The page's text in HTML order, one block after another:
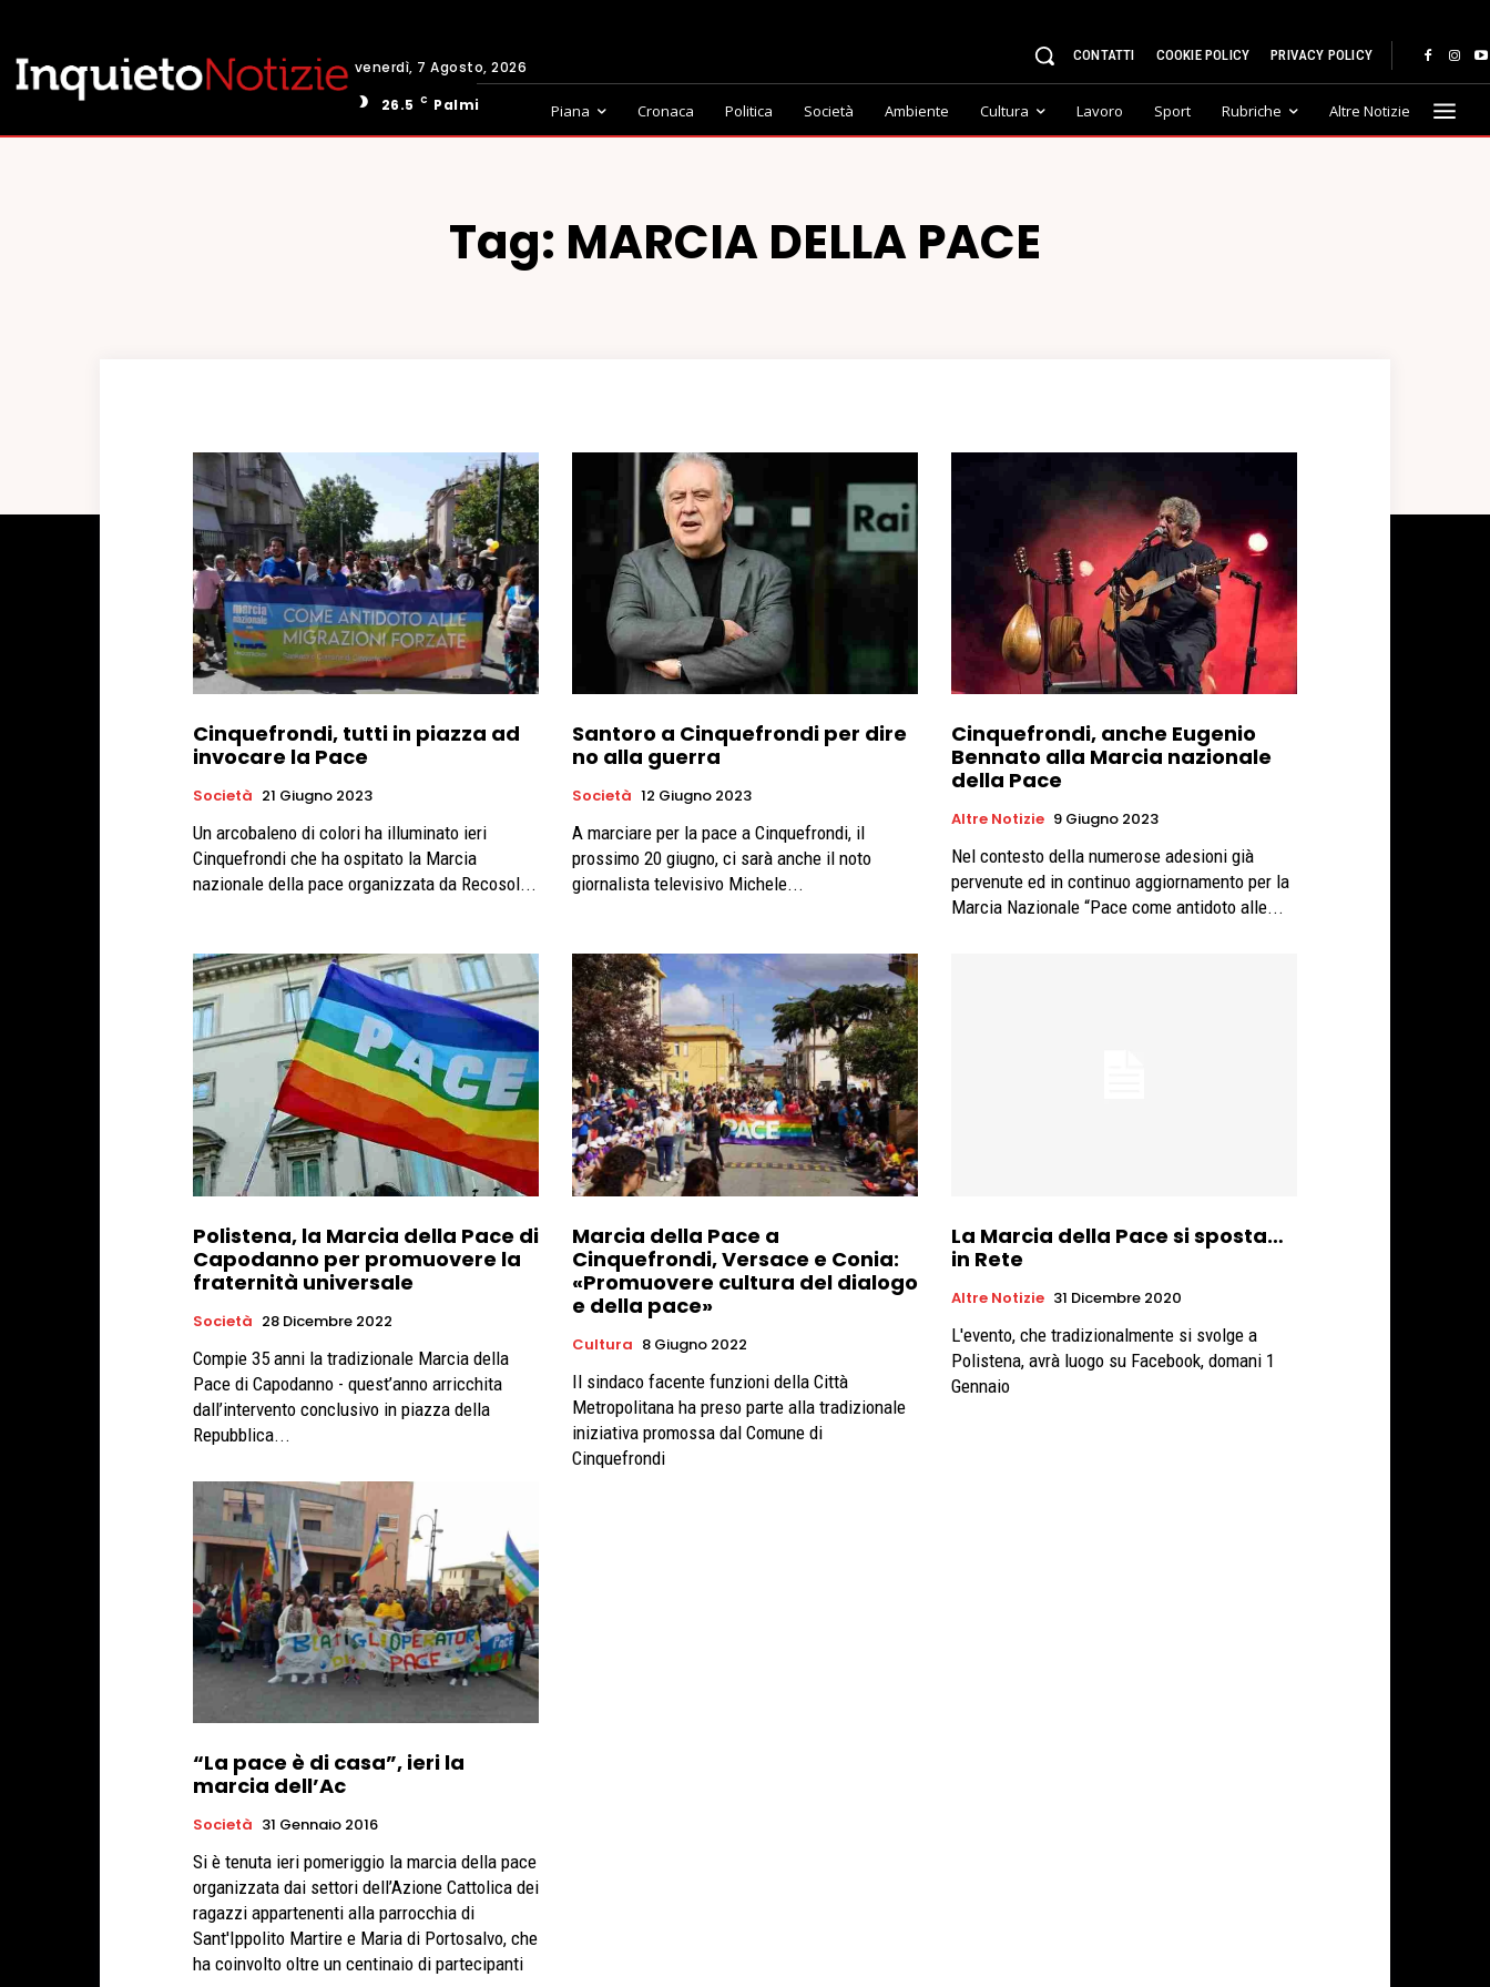
venerdì, 7 Agosto, 2026
26.5
C Palmi
CONTATTI COOKIE POLICY PRIVACY POLICY
Piana Cronaca Politica Società Ambiente Cultura Lavoro Sport Rubriche Altre Notizie
Tag: MARCIA DELLA PACE
Cinquefrondi, tutti in piazza ad
invocare la Pace
Società 21 Giugno 2023
Un arcobaleno di colori ha illuminato ieri
Cinquefrondi che ha ospitato la Marcia
nazionale della pace organizzata da Recosol...
Santoro a Cinquefrondi per dire
no alla guerra
Società 12 Giugno 2023
A marciare per la pace a Cinquefrondi, il
prossimo 20 giugno, ci sarà anche il noto
giornalista televisivo Michele...
Cinquefrondi, anche Eugenio
Bennato alla Marcia nazionale
della Pace
Altre Notizie 9 Giugno 2023
Nel contesto della numerose adesioni già
pervenute ed in continuo aggiornamento per la
Marcia Nazionale “Pace come antidoto alle...
Polistena, la Marcia della Pace di
Capodanno per promuovere la
fraternità universale
Società 28 Dicembre 2022
Compie 35 anni la tradizionale Marcia della
Pace di Capodanno - quest’anno arricchita
dall’intervento conclusivo in piazza della
Repubblica...
Marcia della Pace a
Cinquefrondi, Versace e Conia:
«Promuovere cultura del dialogo
e della pace»
Cultura 8 Giugno 2022
Il sindaco facente funzioni della Città
Metropolitana ha preso parte alla tradizionale
iniziativa promossa dal Comune di
Cinquefrondi
La Marcia della Pace si sposta…
in Rete
Altre Notizie 31 Dicembre 2020
L'evento, che tradizionalmente si svolge a
Polistena, avrà luogo su Facebook, domani 1
Gennaio
“La pace è di casa”, ieri la
marcia dell’Ac
Società 31 Gennaio 2016
Si è tenuta ieri pomeriggio la marcia della pace
organizzata dai settori dell’Azione Cattolica dei
ragazzi appartenenti alla parrocchia di
Sant'Ippolito Martire e Maria di Portosalvo, che
ha coinvolto oltre un centinaio di partecipanti